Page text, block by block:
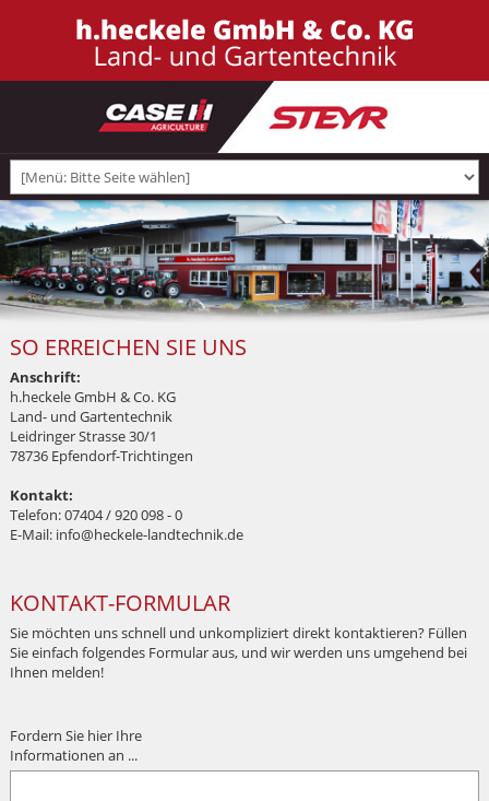
SO ERREICHEN SIE UNS
Anschrift:
h.heckele GmbH & Co. KG
Land- und Gartentechnik
Leidringer Strasse 30/1
78736 Epfendorf-Trichtingen
Kontakt:
Telefon: 07404 / 920 098 - 0
E-Mail: info@heckele-landtechnik.de
KONTAKT-FORMULAR
Sie möchten uns schnell und unkompliziert direkt kontaktieren? Füllen
Sie einfach folgendes Formular aus, und wir werden uns umgehend bei
Ihnen melden!
Fordern Sie hier Ihre
Informationen an ...